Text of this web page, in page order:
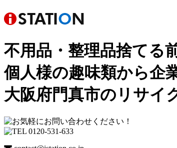
不用品・整理品捨てる
個人様の趣味類から企
大阪府門真市のリサイ